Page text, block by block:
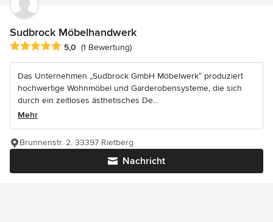
Sudbrock Möbelhandwerk
Durchschnittliche Bewertung: 5 von 5 Sternen
5,0 (1 Bewertung)
Das Unternehmen „Sudbrock GmbH Möbelwerk“ produziert
hochwertige Wohnmöbel und Garderobensysteme, die sich
durch ein zeitloses ästhetisches De...
Mehr
Nachricht
Brunnenstr. 2, 33397 Rietberg